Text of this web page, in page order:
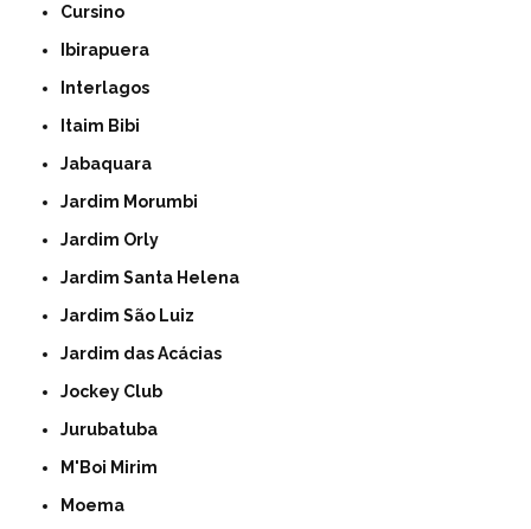
Cursino
Ibirapuera
Interlagos
Itaim Bibi
Jabaquara
Jardim Morumbi
Jardim Orly
Jardim Santa Helena
Jardim São Luiz
Jardim das Acácias
Jockey Club
Jurubatuba
M'Boi Mirim
Moema